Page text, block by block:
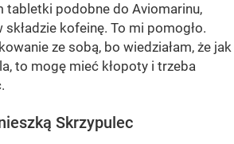
tabletki podobne do Aviomarinu,
składzie kofeinę. To mi pomogło.
ze sobą, bo wiedziałam, że jak
to mogę mieć kłopoty i trzeba
Skrzypulec